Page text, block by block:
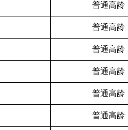
普通高龄
普通高龄
普通高龄
普通高龄
普通高龄
普通高龄